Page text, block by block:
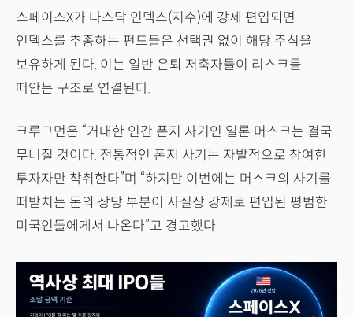
스페이스X가 나스닥 인덱스(지수)에 강제 편입되면
인덱스를 추종하는 펀드들은 선택권 없이 해당 주식을
보유하게 된다. 이는 일반 은퇴 저축자들이 리스크를
떠안는 구조로 연결된다.
크루그먼은 “거대한 인간 폰지 사기인 일론 머스크는 결국
무너질 것이다. 전통적인 폰지 사기는 자발적으로 참여한
투자자만 착취한다”며 “하지만 이번에는 머스크의 사기를
떠받치는 돈의 상당 부분이 사실상 강제로 편입된 평범한
미국인들에게서 나온다”고 경고했다.